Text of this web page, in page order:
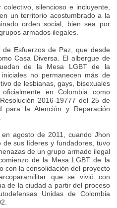
colectivo, silencioso e incluyente,
un territorio acostumbrado a la
orden social, bien sea por
armados ilegales.
Esfuerzos de Paz, que desde
Casa Diversa. El albergue de
de la Mesa LGBT de la
no permanecen más de
de lesbianas, gays, bisexuales
en Colombia como
2016-19777 del 25 de
la Atención y Reparación
agosto de 2011, cuando Jhon
de sus líderes y fundadores, tuvo
de un grupo armado ilegal
de la Mesa LGBT de la
con la consolidación del proyecto
que se vivió con
de la ciudad a partir del proceso
Unidas de Colombia